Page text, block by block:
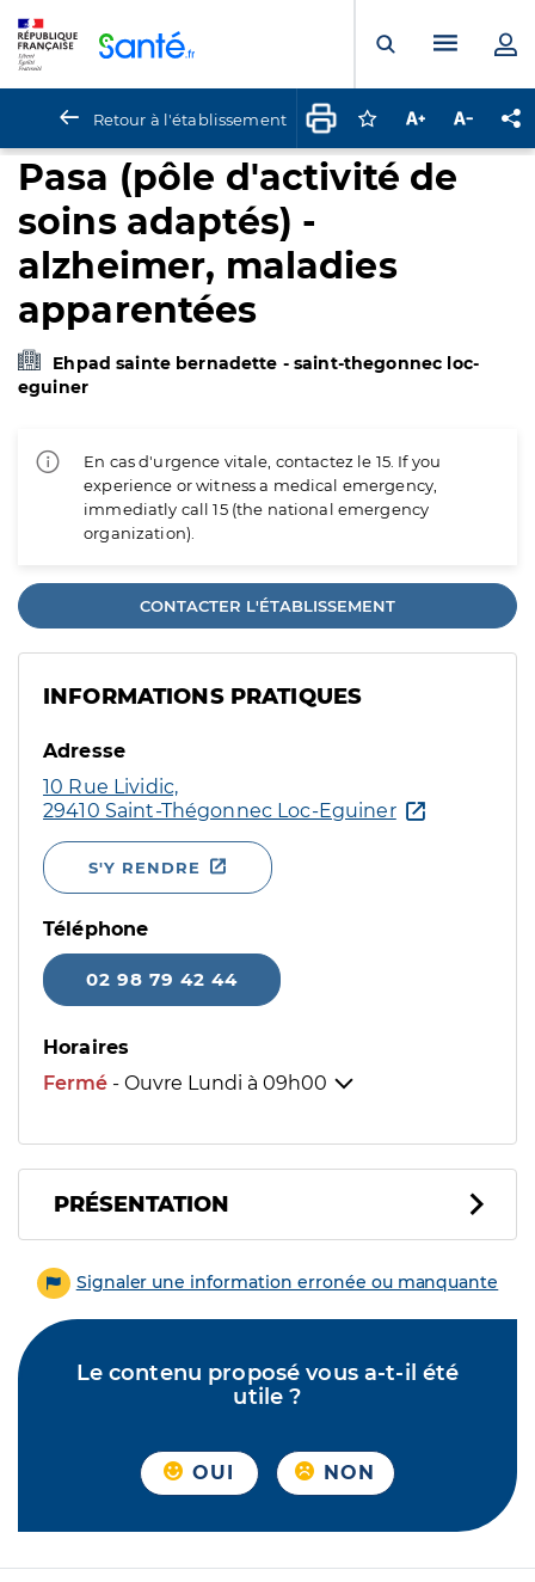
Ouvrir laMenu
Retour à l'établissement Connectez-vous
Augmenter la
Pasa (pôle d'activité de
soins adaptés) -
alzheimer, maladies
apparentées
Ehpad sainte bernadette - saint-thegonnec loc-
eguiner
En cas d'urgence vitale, contactez le 15. If you
experience or witness a medical emergency,
immediatly call 15 (the national emergency
organization).
CONTACTER L'ÉTABLISSEMENT
INFORMATIONS PRATIQUES
Adresse
10 Rue Lividic,
29410 Saint-Thégonnec Loc-Eguiner
S'Y RENDRE
Téléphone
02 98 79 42 44
Horaires
Fermé - Ouvre Lundi à 09h00
PRÉSENTATION
Signaler une information erronée ou manquante
Le contenu proposé vous a-t-il été
utile ?
OUI NON